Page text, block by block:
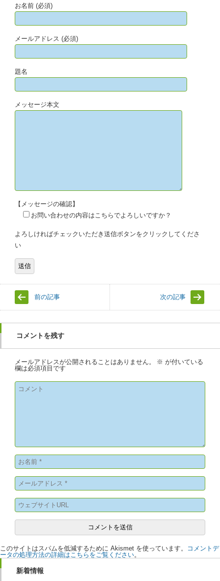
お名前 (必須)
メールアドレス (必須)
題名
メッセージ本文
【メッセージの確認】
お問い合わせの内容はこちらでよろしいですか？
よろしければチェックいただき送信ボタンをクリックしてくださ
い
前の記事 次の記事
コメントを残す
メールアドレスが公開されることはありません。 ※ が付いている
欄は必須項目です
このサイトはスパムを低減するために Akismet を使っています。
コメントデ
ータの処理方法の詳細はこちらをご覧ください。
新着情報